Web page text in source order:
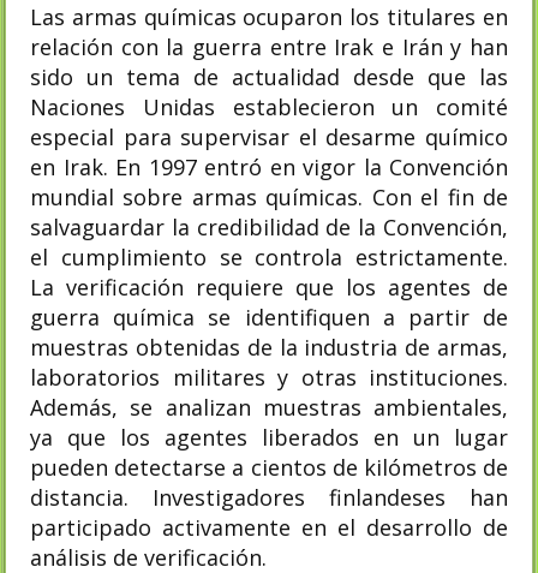
Las armas químicas ocuparon los titulares en
relación con la guerra entre Irak e Irán y han
sido un tema de actualidad desde que las
Naciones Unidas establecieron un comité
especial para supervisar el desarme químico
en Irak. En 1997 entró en vigor la Convención
mundial sobre armas químicas. Con el fin de
salvaguardar la credibilidad de la Convención,
el cumplimiento se controla estrictamente.
La verificación requiere que los agentes de
guerra química se identifiquen a partir de
muestras obtenidas de la industria de armas,
laboratorios militares y otras instituciones.
Además, se analizan muestras ambientales,
ya que los agentes liberados en un lugar
pueden detectarse a cientos de kilómetros de
distancia. Investigadores finlandeses han
participado activamente en el desarrollo de
análisis de verificación.